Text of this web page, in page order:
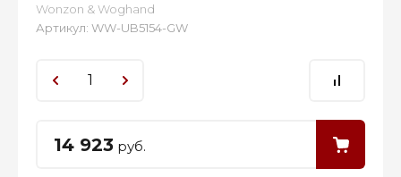
Wonzon & Woghand
Артикул: WW-UB5154-GW
14 923 руб.